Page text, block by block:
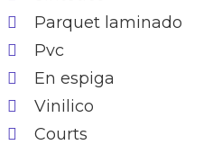
Parquet laminado
Pvc
En espiga
Vinilico
Courts